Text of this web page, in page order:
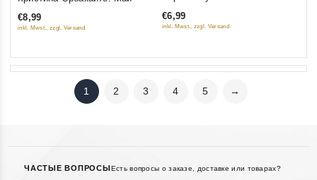
out
of
€8,99
inkl. Mwst., zzgl. Versand
out of 5
€6,99
inkl. Mwst., zzgl. Versand
1 2 3 4 5 →
ЧАСТЫЕ ВОПРОСЫ Есть вопросы о заказе, доставке или товарах?